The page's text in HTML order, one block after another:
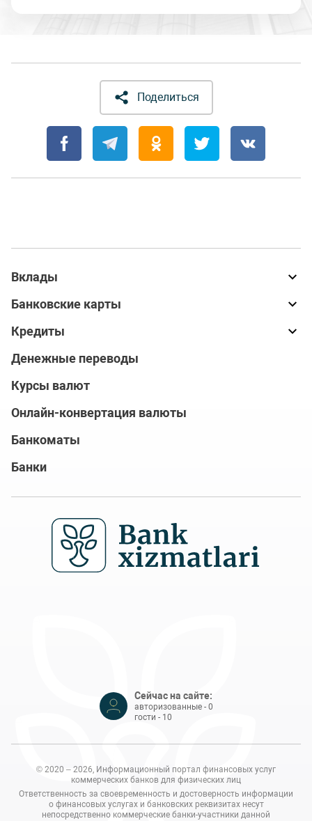
Поделиться
Вклады
Банковские карты
Кредиты
Денежные переводы
Курсы валют
Онлайн-конвертация валюты
Банкоматы
Банки
авторизованные - 0
гости - 10
коммерческих банков для физических лиц
Ответственность за своевременность и достоверность информации
о финансовых услугах и банковских реквизитах несут
непосредственно коммерческие банки-участники данной
платформы.